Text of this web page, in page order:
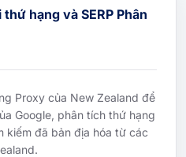
thứ hạng và SERP Phân
Proxy của New Zealand để
Google, phân tích thứ hạng
kiếm đã bản địa hóa từ các